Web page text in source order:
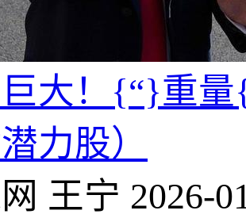
大！{“}重
力股）
王宁 2026-